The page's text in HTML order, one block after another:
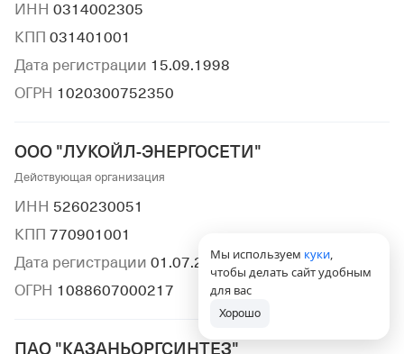
ИНН 0314002305
КПП 031401001
Дата регистрации 15.09.1998
ОГРН 1020300752350
ООО "ЛУКОЙЛ-ЭНЕРГОСЕТИ"
Действующая организация
ИНН 5260230051
КПП 770901001
Дата регистрации 01.07.2008
ОГРН 1088607000217
ПАО "КАЗАНЬОРГСИНТЕЗ"
Мы используем куки,
чтобы делать сайт удобным
для вас
Хорошо